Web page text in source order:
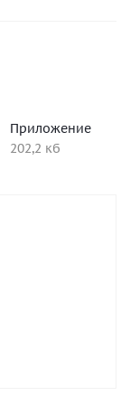
Приложение
202,2 кб